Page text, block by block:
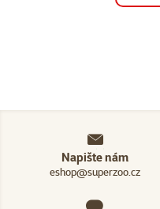
Napište nám
eshop@superzoo.cz